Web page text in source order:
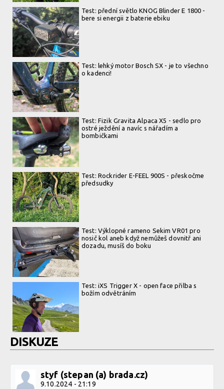
Test: přední světlo KNOG Blinder E 1800 -
bere si energii z baterie ebiku
Test: lehký motor Bosch SX - je to všechno
o kadenci!
Test: Fizik Gravita Alpaca X5 - sedlo pro
ostré ježdění a navíc s nářadím a
bombičkami
Test: Rockrider E-FEEL 900S - přeskočme
předsudky
Test: Výklopné rameno Sekim VR01 pro
nosič kol aneb když nemůžeš dovnitř ani
dozadu, musíš do boku
Test: iXS Trigger X - open face přilba s
božím odvětráním
DISKUZE
styf (stepan (a) brada.cz)
9.10.2024 - 21:19